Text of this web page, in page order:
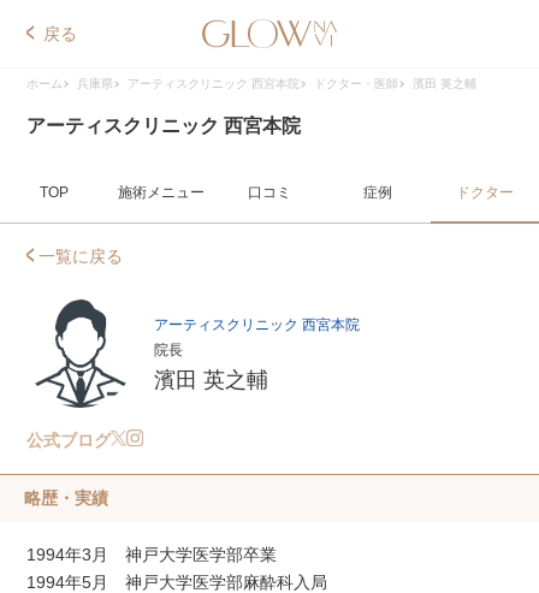
戻る
ホーム 兵庫県 アーティスクリニック 西宮本院 ドクター・医師 濱田 英之輔
アーティスクリニック 西宮本院
TOP 施術メニュー 口コミ 症例 ドクター
一覧に戻る
アーティスクリニック 西宮本院
院長
濱田 英之輔
公式ブログ
略歴・実績
1994年3月 神戸大学医学部卒業
1994年5月 神戸大学医学部麻酔科入局